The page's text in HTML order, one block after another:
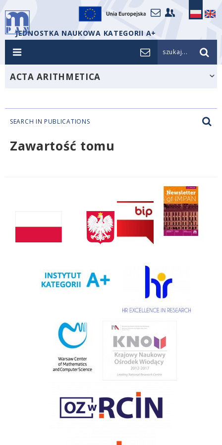
JEDNOSTKA NAUKOWA KATEGORII A+
szukaj...
ACTA ARITHMETICA
SEARCH IN PUBLICATIONS
Zawartość tomu